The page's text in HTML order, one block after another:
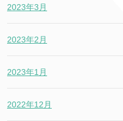
2023年3月
2023年2月
2023年1月
2022年12月